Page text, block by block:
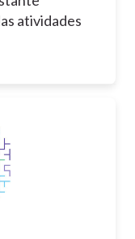
atividades